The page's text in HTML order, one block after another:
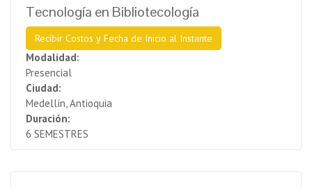
Tecnología en Bibliotecología
Recibir Costos y Fecha de Inicio al Instante
Modalidad:
Presencial
Ciudad:
Medellín, Antioquia
Duración:
6 SEMESTRES